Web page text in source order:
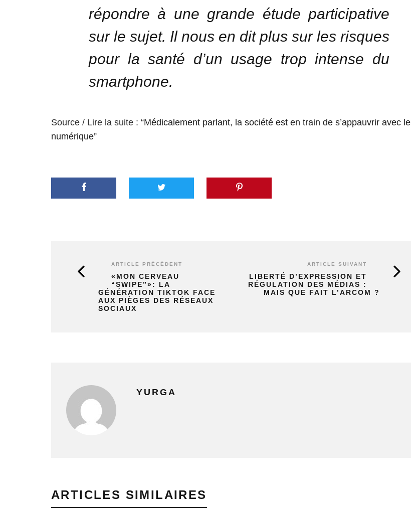
répondre à une grande étude participative
sur le sujet. Il nous en dit plus sur les risques
pour la santé d’un usage trop intense du
smartphone.
Source / Lire la suite : “Médicalement parlant, la société est en train de s’appauvrir avec le
numérique”
ARTICLE PRÉCÉDENT
«MON CERVEAU
“SWIPE”»: LA
GÉNÉRATION TIKTOK FACE
AUX PIÈGES DES RÉSEAUX
SOCIAUX
ARTICLE SUIVANT
LIBERTÉ D’EXPRESSION ET
RÉGULATION DES MÉDIAS :
MAIS QUE FAIT L’ARCOM ?
YURGA
ARTICLES SIMILAIRES